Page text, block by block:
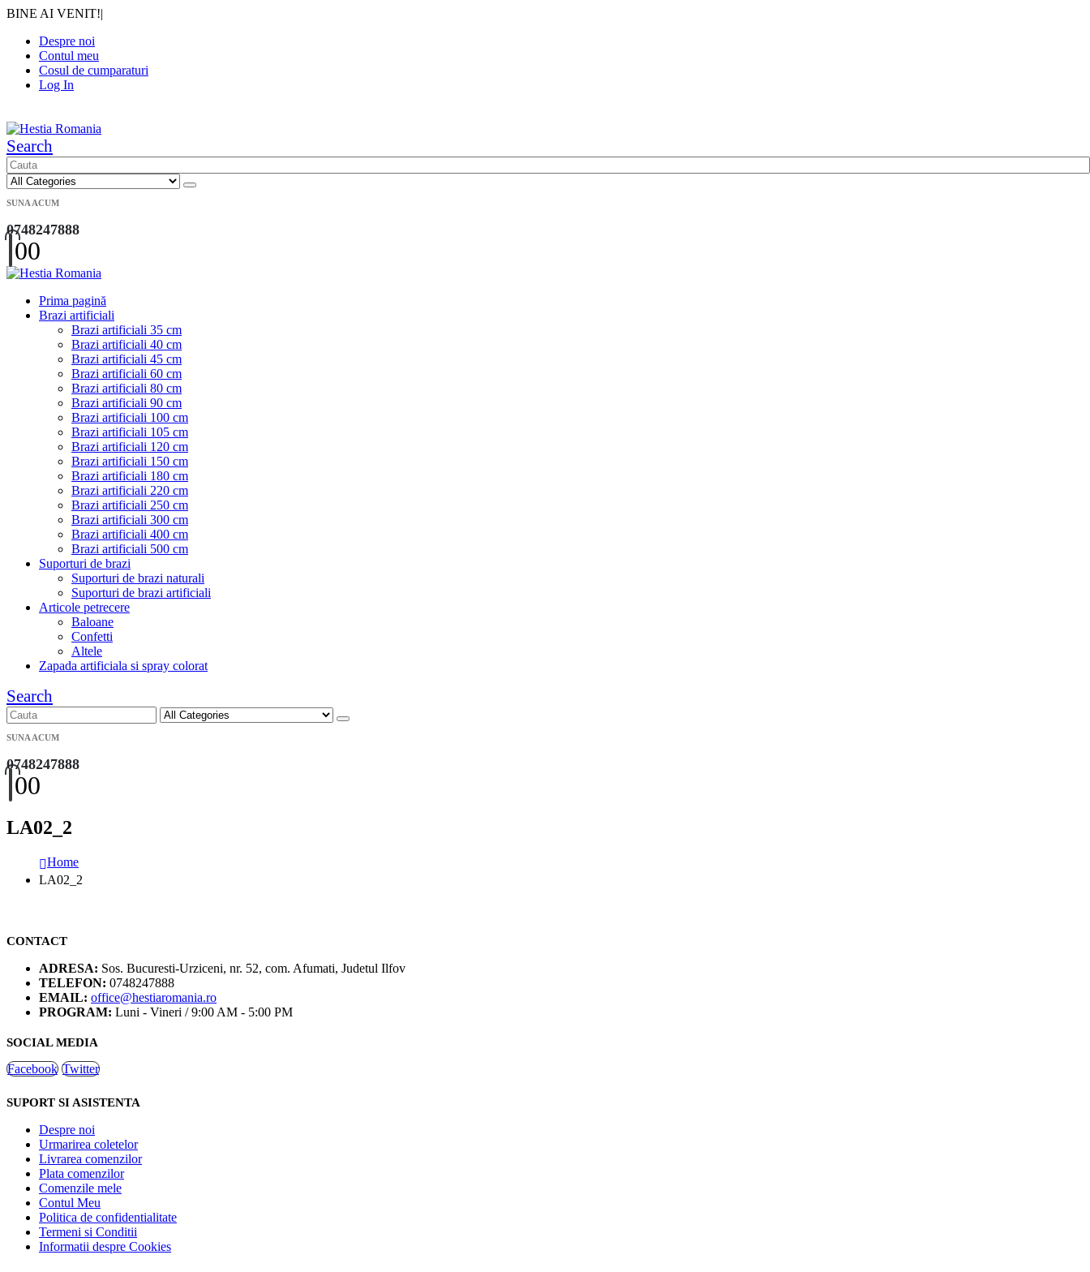
BINE AI VENIT!|
Despre noi
Contul meu
Cosul de cumparaturi
Log In
Search
SUNA ACUM
0748247888
00
Prima pagină
Brazi artificiali
Brazi artificiali 35 cm
Brazi artificiali 40 cm
Brazi artificiali 45 cm
Brazi artificiali 60 cm
Brazi artificiali 80 cm
Brazi artificiali 90 cm
Brazi artificiali 100 cm
Brazi artificiali 105 cm
Brazi artificiali 120 cm
Brazi artificiali 150 cm
Brazi artificiali 180 cm
Brazi artificiali 220 cm
Brazi artificiali 250 cm
Brazi artificiali 300 cm
Brazi artificiali 400 cm
Brazi artificiali 500 cm
Suporturi de brazi
Suporturi de brazi naturali
Suporturi de brazi artificiali
Articole petrecere
Baloane
Confetti
Altele
Zapada artificiala si spray colorat
Search
SUNA ACUM
0748247888
00
LA02_2
Home
LA02_2
CONTACT
ADRESA: Sos. Bucuresti-Urziceni, nr. 52, com. Afumati, Judetul Ilfov
TELEFON: 0748247888
EMAIL: office@hestiaromania.ro
PROGRAM: Luni - Vineri / 9:00 AM - 5:00 PM
SOCIAL MEDIA
Facebook Twitter
SUPORT SI ASISTENTA
Despre noi
Urmarirea coletelor
Livrarea comenzilor
Plata comenzilor
Comenzile mele
Contul Meu
Politica de confidentialitate
Termeni si Conditii
Informatii despre Cookies